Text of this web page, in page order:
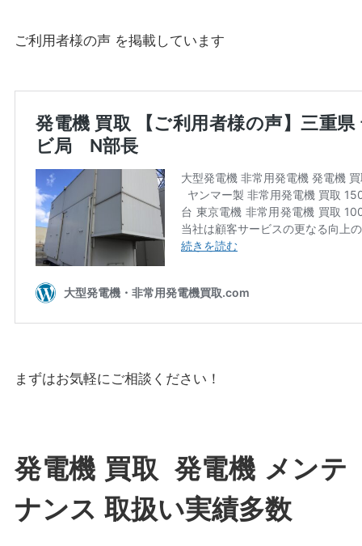
ご利用者様の声 を掲載しています
まずはお気軽にご相談ください！
発電機 買取 発電機 メンテ
ナンス 取扱い実績多数